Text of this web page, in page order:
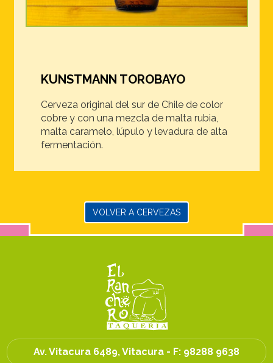
KUNSTMANN TOROBAYO
Cerveza original del sur de Chile de color
cobre y con una mezcla de malta rubia,
malta caramelo, lúpulo y levadura de alta
fermentación.
VOLVER A CERVEZAS
Av. Vitacura 6489, Vitacura - F: 98288 9638